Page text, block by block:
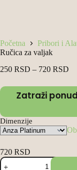
Početna Pribori i
Ručica za valjak
250 RSD – 720 RSD
od
Zatraži
Dimenzije
720 RSD
Ručica